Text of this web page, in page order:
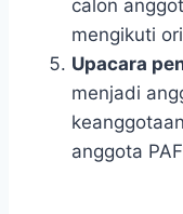
calon
mengikuti
Upacara
menjadi
anggota